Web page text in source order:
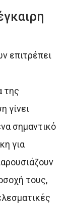
επιτρέπει
της
γίνει
σημαντικό
για
τους,